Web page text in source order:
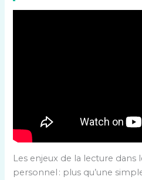
Les enjeux de la lecture
personnel : plus qu’une